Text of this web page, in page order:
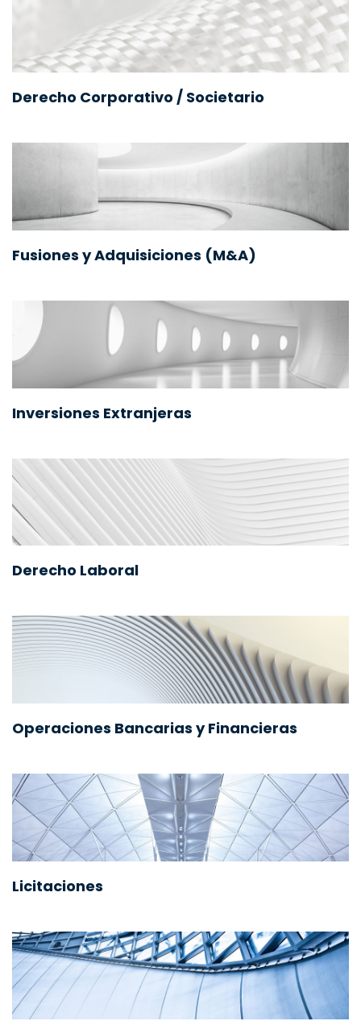
Derecho Corporativo / Societario
Fusiones y Adquisiciones (M&A)
Inversiones Extranjeras
Derecho Laboral
Operaciones Bancarias y Financieras
Licitaciones